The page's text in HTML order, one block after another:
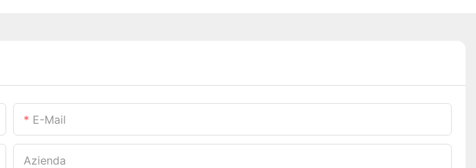
E-Mail
Azienda